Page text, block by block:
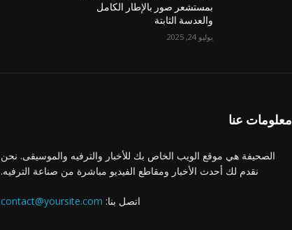
بمستشعر صور بالإطار الكامل
والعدسة الثابتة
يوليو 24, 2025
معلومات عنا
الصحيفة هي موقع الويب الخاص بك للأخبار والترفيه والموسيقى. نحن
نقدم لك أحدث الأخبار ومقاطع الفيديو مباشرة من صناعة الترفيه.
اتصل بنا: contact@yoursite.com